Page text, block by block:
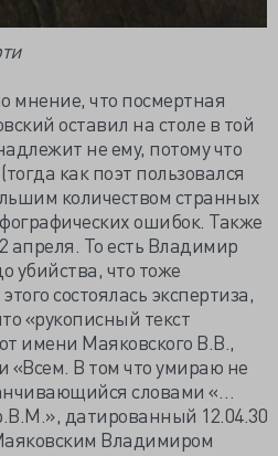
мнение, что посмертная
оставил на столе в той
не ему, потому что
как поэт пользовался
количеством странных
ошибок. Также
апреля. То есть Владимир
убийства, что тоже
состоялась экспертиза,
«рукописный текст
имени Маяковского В.В.,
В том что умираю не
словами «…
датированный 12.04.30
Владимиром